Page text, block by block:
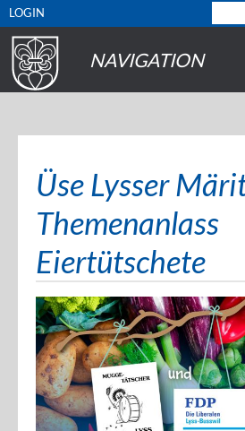
LOGIN
NAVIGATION
Üse Lysser
Themenanlass
Eiertütschete